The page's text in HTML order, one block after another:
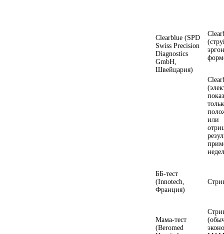
Clearblue (SPD
Swiss Precision
Diagnostics
GmbH,
Швейцария)
или
ББ-тест
(Innotech,
Франция)
Мама-тест
(Beromed